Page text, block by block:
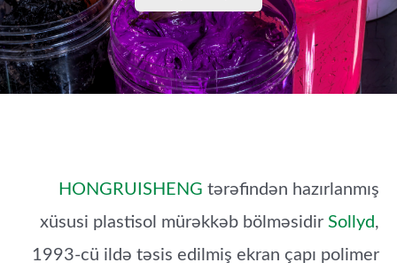
HONGRUISHENG tərəfindən hazırlanmış
xüsusi plastisol mürəkkəb bölməsidir Sollyd,
1993-cü ildə təsis edilmiş ekran çapı polimer